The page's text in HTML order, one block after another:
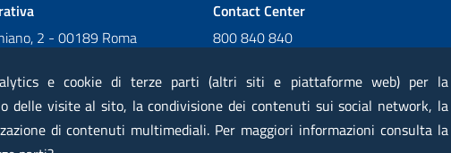
2 - 00189 Roma
Contact Center
800 840 840
certificata PEC
e cookie di terze parti (altri siti e piattaforme web) per la
delle visite al sito, la condivisione dei contenuti sui social network, la
di contenuti multimediali. Per maggiori informazioni consulta la